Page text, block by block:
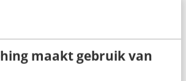
maakt gebruik van